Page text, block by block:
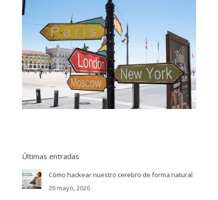
Últimas entradas
Cómo hackear nuestro cerebro de forma natural
26 mayo, 2026